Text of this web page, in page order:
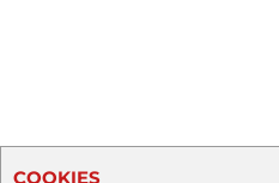
COOKIES